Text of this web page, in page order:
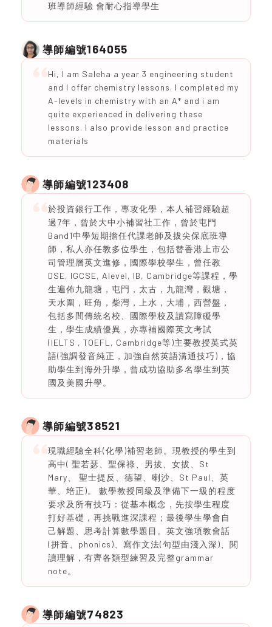
班導師經驗 會耐心指導學生
導師編號164055
Hi, I am Saleha a year 3 engineering student
and I offer chemistry lessons. I completed my
A-levels in chemistry with an A* and i am
quite experienced in delivering these
lessons. I also provide lesson and practice
materials
導師編號123408
於投資銀行工作，專攻化學，本人補習經驗超
過7年，曾於大中小補習社工作，曾於屯門
Band1中學短期擔任代課老師及拔尖保底班導
師，私人亦任教多位學生，包括替香港上市公
司管理層英文進修，國際學校學生，曾任教
DSE, IGCSE, Alevel, IB, Cambridge等課程，學
生遍佈九龍塘，屯門，太古，九龍灣，觀塘，
天水圍，旺角，柴灣，上水，大埔，西營盤，
包括多間傳統名校、國際學校及讀寫障礙學
生，學生成績優異，亦專補國際英文考試
(IELTS , TOEFL, Cambridge等)主要教授英式英
語(強調發音純正，加強自然英語溝通技巧)，協
助學生到海外升學，曾成功協助多名學生到英
國及美國升學。
導師編號38521
現職經驗全科(化學)補習老師。現教授的學生到
高中( 聖若瑟、聖保祿、男拔、女拔、St
Mary、 聖士提反、德望、喇沙、St Paul、英
華、培正)。 數學教授同級及準備下一級的程度
要求及所有技巧：從基本概念，先按學生程度
打好基礎，再挑戰進深課程；最後學生學會自
己解題、思考計算數學題目。英文強項教會話
(拼音、phonics)、寫作文法(句型由淺入深)、閱
讀理解，有齊各類型練習及完整grammar
note。
導師編號74823